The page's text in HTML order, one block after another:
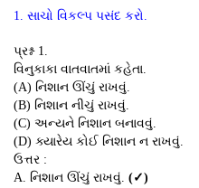
1. સાચો વિકલ્પ પસંદ કરો.
પ્રશ્ન 1.
વિનુકાકા વાતવાતમાં કહેતા.
(A) નિશાન ઊંચું રાખવું.
(B) નિશાન નીચું રાખવું.
(C) અન્યને નિશાન બનાવવું.
(D) ક્યારેય કોઈ નિશાન ન રાખવું.
ઉત્તર :
A. નિશાન ઊંચું રાખવું. (✓)